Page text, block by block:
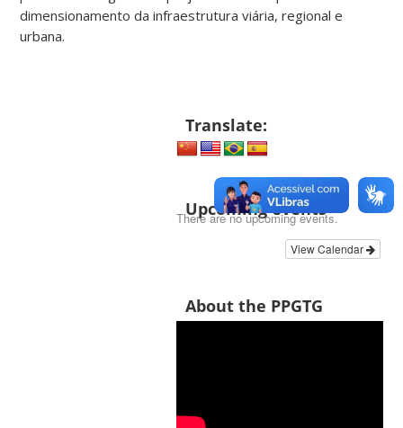
dimensionamento da infraestrutura viária, regional e
urbana.
Translate:
Upcoming events
There are no upcoming events.
View Calendar
About the PPGTG